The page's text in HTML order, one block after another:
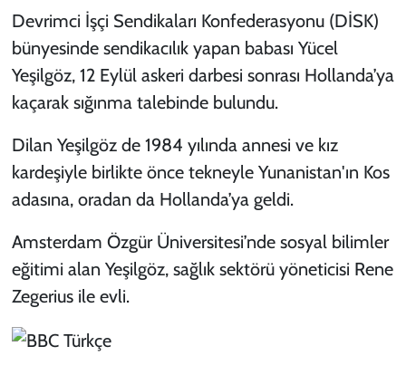
Devrimci İşçi Sendikaları Konfederasyonu (DİSK)
bünyesinde sendikacılık yapan babası Yücel
Yeşilgöz, 12 Eylül askeri darbesi sonrası Hollanda’ya
kaçarak sığınma talebinde bulundu.
Dilan Yeşilgöz de 1984 yılında annesi ve kız
kardeşiyle birlikte önce tekneyle Yunanistan'ın Kos
adasına, oradan da Hollanda’ya geldi.
Amsterdam Özgür Üniversitesi’nde sosyal bilimler
eğitimi alan Yeşilgöz, sağlık sektörü yöneticisi Rene
Zegerius ile evli.